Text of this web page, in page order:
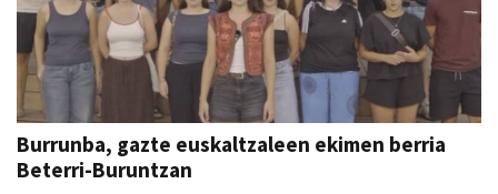
Burrunba, gazte euskaltzaleen ekimen berria
Beterri-Buruntzan